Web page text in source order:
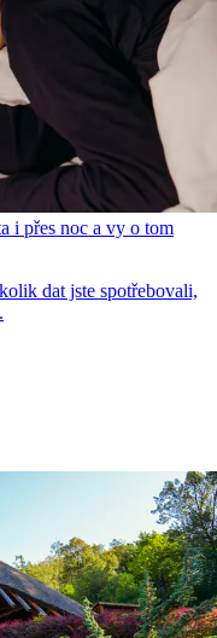
i přes noc a vy o tom
dat jste spotřebovali,